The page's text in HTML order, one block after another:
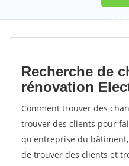
9,5
Recherche de
rénovation
Comment trouver des
trouver des clients pour
qu'entreprise du
de trouver des clients et